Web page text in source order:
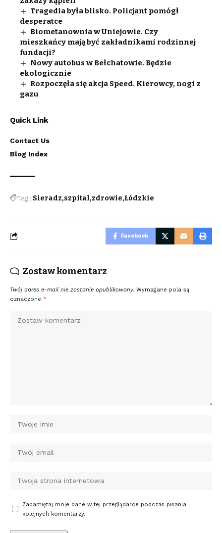
Tragedia była blisko. Policjant pomógł
desperatce
Biometanownia w Uniejowie. Czy
mieszkańcy mają być zakładnikami rodzinnej
fundacji?
Nowy autobus w Bełchatowie. Będzie
ekologicznie
Rozpoczęła się akcja Speed. Kierowcy, nogi z
gazu
Quick Link
Contact Us
Blog Index
Tagi: Sieradz szpital zdrowie Łódzkie
Facebook
Zostaw komentarz
Twój adres e-mail nie zostanie opublikowany. Wymagane pola są
oznaczone *
Zapamiętaj moje dane w tej przeglądarce podczas pisania
kolejnych komentarzy.